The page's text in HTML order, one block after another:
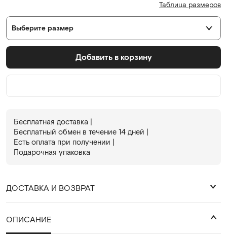
Таблица размеров
Выберите размер
Добавить в корзину
Бесплатная доставка |
Бесплатный обмен в течениe 14 дней |
Есть оплата при получении |
Подарочная упаковка
ДОСТАВКА И ВОЗВРАТ
ОПИСАНИЕ